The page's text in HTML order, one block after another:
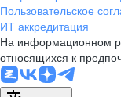
Пользовательское
ИТ аккредитация
На информационном
относящихся к